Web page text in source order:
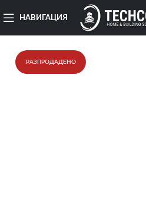
НАВИГАЦИЯ
РАЗПРОДАДЕНО